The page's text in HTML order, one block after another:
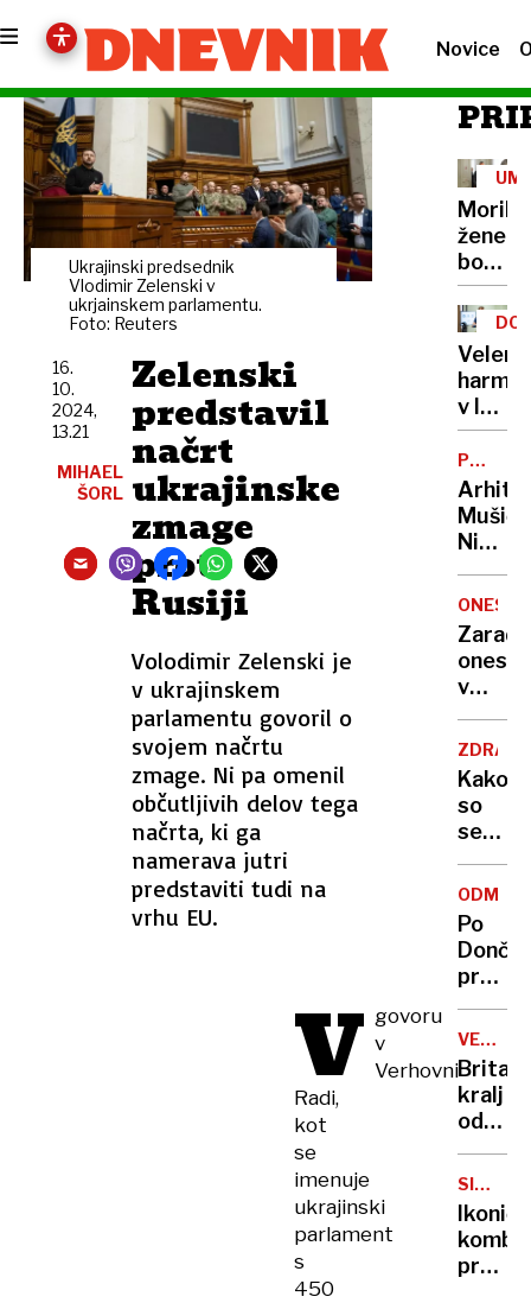
Novice
Ukrajinski predsednik
Vlodimir Zelenski v
ukrjainskem parlamentu.
Foto: Reuters
Zelenski
predstavil
načrt
ukrajinske
zmage
proti
Rusiji
Volodimir Zelenski je
v ukrajinskem
parlamentu govoril o
svojem načrtu
zmage. Ni pa omenil
občutljivih delov tega
načrta, ki ga
namerava jutri
predstaviti tudi na
vrhu EU.
16.
10.
2024,
13.21
MIHAEL
ŠORL
V govoru
v
Verhovni
Radi,
kot
se
imenuje
ukrajinski
parlament
s
450
žene
bo
sedel
21
let
v lov
na
nov
rekord
CENTER
Mušič:
Nikoli
nisem
da je
to v
moji
sploh
Zaradi
v
delu
voda
Kako
so
se
cilji
vlade
Po
Karma
je
psica,
Nico
pa
njen
sin
VELIKA
kralj
zaradi
raka
SIMBOL
kombi